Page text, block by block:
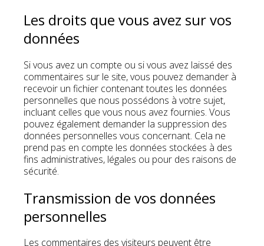
Les droits que vous avez sur vos
données
Si vous avez un compte ou si vous avez laissé des
commentaires sur le site, vous pouvez demander à
recevoir un fichier contenant toutes les données
personnelles que nous possédons à votre sujet,
incluant celles que vous nous avez fournies. Vous
pouvez également demander la suppression des
données personnelles vous concernant. Cela ne
prend pas en compte les données stockées à des
fins administratives, légales ou pour des raisons de
sécurité.
Transmission de vos données
personnelles
Les commentaires des visiteurs peuvent être